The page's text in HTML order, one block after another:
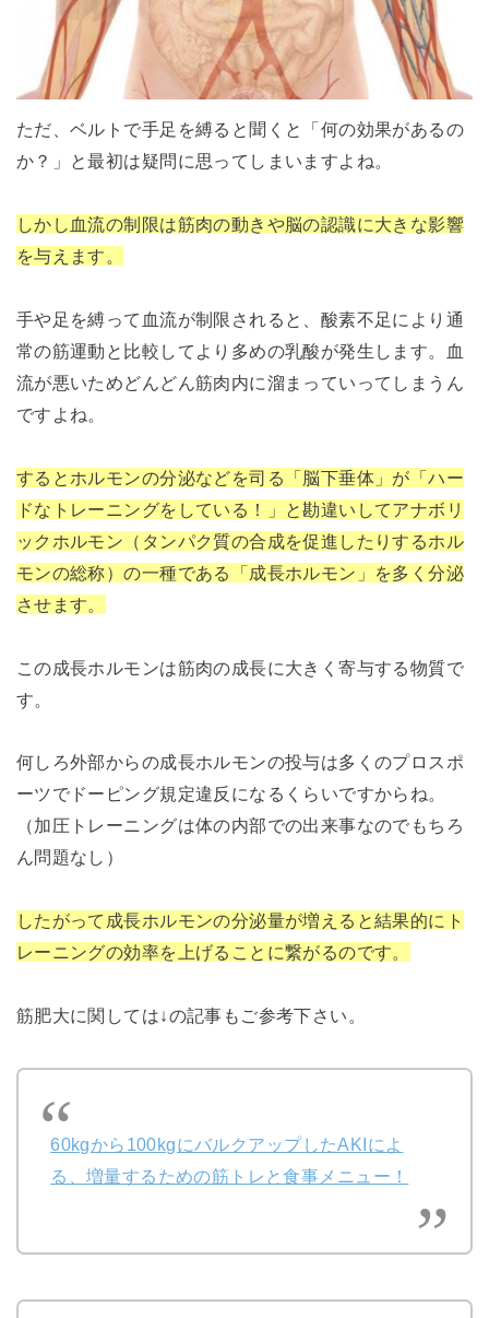
ただ、ベルトで手足を縛ると聞くと「何の効果があるの
か？」と最初は疑問に思ってしまいますよね。
しかし血流の制限は筋肉の動きや脳の認識に大きな影響
を与えます。
手や足を縛って血流が制限されると、酸素不足により通
常の筋運動と比較してより多めの乳酸が発生します。血
流が悪いためどんどん筋肉内に溜まっていってしまうん
ですよね。
するとホルモンの分泌などを司る「脳下垂体」が「ハー
ドなトレーニングをしている！」と勘違いしてアナボリ
ックホルモン（タンパク質の合成を促進したりするホル
モンの総称）の一種である「成長ホルモン」を多く分泌
させます。
この成長ホルモンは筋肉の成長に大きく寄与する物質で
す。
何しろ外部からの成長ホルモンの投与は多くのプロスポ
ーツでドーピング規定違反になるくらいですからね。
（加圧トレーニングは体の内部での出来事なのでもちろ
ん問題なし）
したがって成長ホルモンの分泌量が増えると結果的にト
レーニングの効率を上げることに繋がるのです。
筋肥大に関しては↓の記事もご参考下さい。
60kgから100kgにバルクアップしたAKIによ
る、増量するための筋トレと食事メニュー！